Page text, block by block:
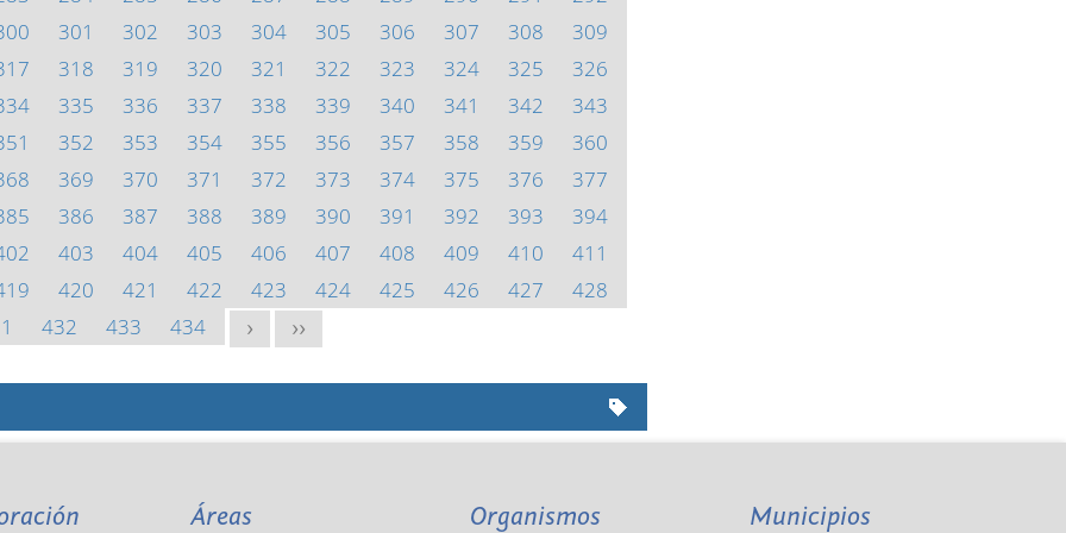
301 302 303 304 305 306 307 308
309
318 319 320 321 322 323 324 325
326
335 336 337 338 339 340 341 342
343
352 353 354 355 356 357 358 359
360
369 370 371 372 373 374 375 376
377
386 387 388 389 390 391 392 393
394
403 404 405 406 407 408 409 410
411
420 421 422 423 424 425 426 427
428
432 433 434 > >>
Áreas Organismos Municipios